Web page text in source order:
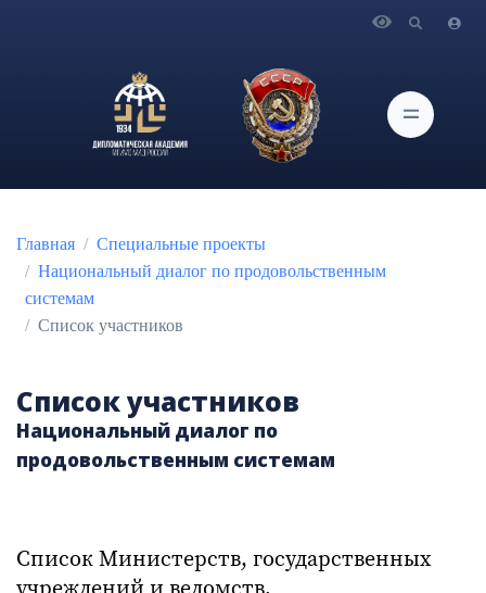
Главная
Специальные проекты
Национальный диалог по продовольственным
системам
Список участников
Список участников
Национальный диалог по
продовольственным системам
Список Министерств, государственных